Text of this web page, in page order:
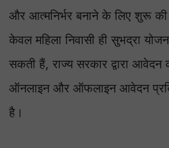
और आत्मनिर्भर बनाने के लिए शुरू
केवल महिला निवासी ही सुभद्रा
सकती हैं, राज्य सरकार द्वारा
ऑनलाइन और ऑफलाइन आवेदन
है।